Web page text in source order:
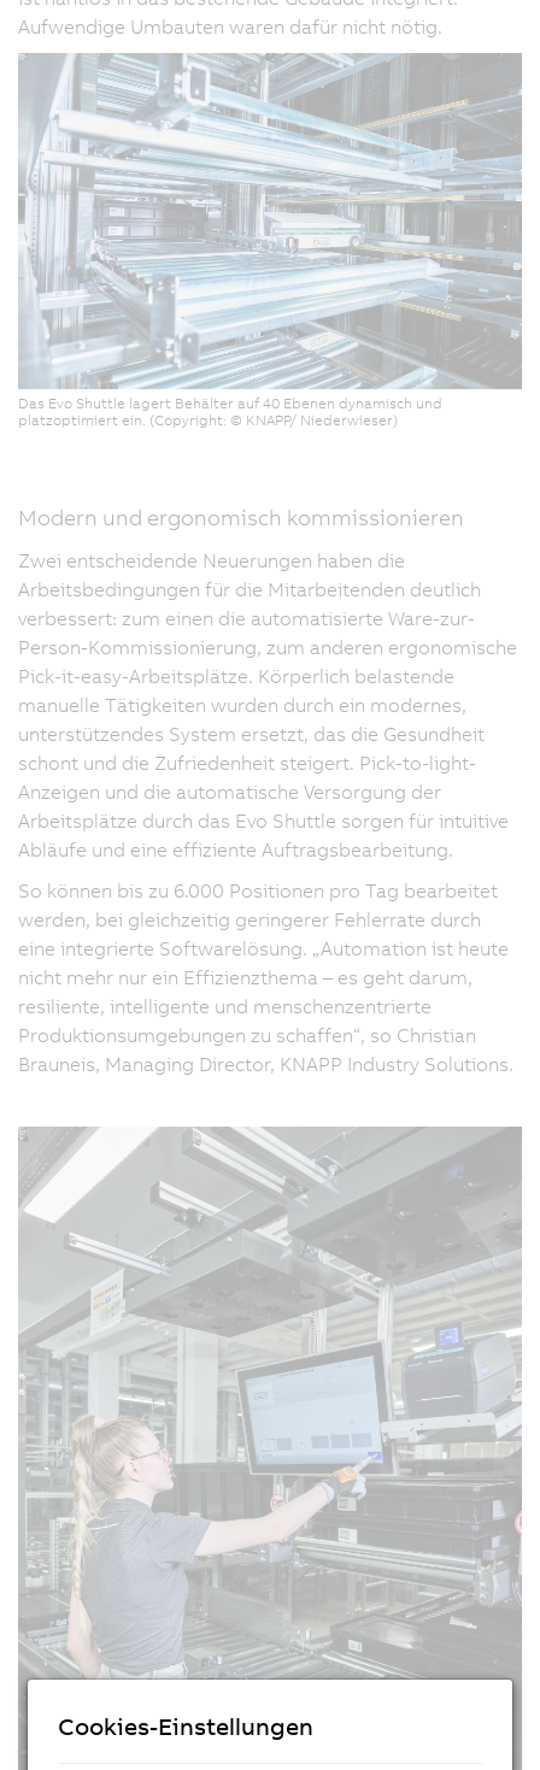
Aufwendige Umbauten waren dafür nicht nötig.
Das Evo Shuttle lagert Behälter auf 40 Ebenen dynamisch und
platzoptimiert ein. (Copyright: © KNAPP/ Niederwieser)
Modern und ergonomisch kommissionieren
Zwei entscheidende Neuerungen haben die
Arbeitsbedingungen für die Mitarbeitenden deutlich
verbessert: zum einen die automatisierte Ware-zur-
Person-Kommissionierung, zum anderen ergonomische
Pick-it-easy-Arbeitsplätze. Körperlich belastende
manuelle Tätigkeiten wurden durch ein modernes,
unterstützendes System ersetzt, das die Gesundheit
schont und die Zufriedenheit steigert. Pick-to-light-
Anzeigen und die automatische Versorgung der
Arbeitsplätze durch das Evo Shuttle sorgen für intuitive
Abläufe und eine effiziente Auftragsbearbeitung.
So können bis zu 6.000 Positionen pro Tag bearbeitet
werden, bei gleichzeitig geringerer Fehlerrate durch
eine integrierte Softwarelösung. „Automation ist heute
nicht mehr nur ein Effizienzthema – es geht darum,
resiliente, intelligente und menschenzentrierte
Produktionsumgebungen zu schaffen“, so Christian
Brauneis, Managing Director, KNAPP Industry Solutions.
Cookies-Einstellungen